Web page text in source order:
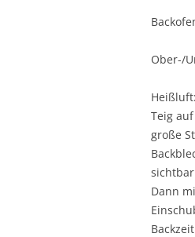
Ober-/
Teig
große
Dann